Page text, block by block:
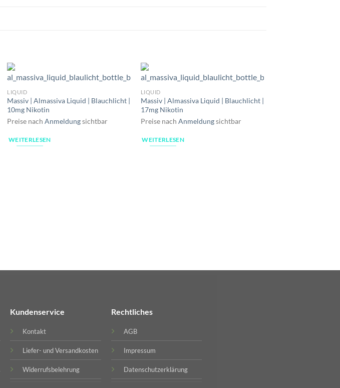
LIQUID
Massiv | Almassiva Liquid | Blauchlicht |
10mg Nikotin
Preise nachAnmeldungsichtbar
WEITERLESEN
LIQUID
Massiv | Almassiva Liquid | Blauchlicht |
17mg Nikotin
Preise nach Anmeldungsichtbar
WEITERLESEN
Kundenservice
Kontakt
Liefer- und Versandkosten
Widerrufsbelehrung
Rechtliches
AGB
Impressum
Datenschutzerklärung